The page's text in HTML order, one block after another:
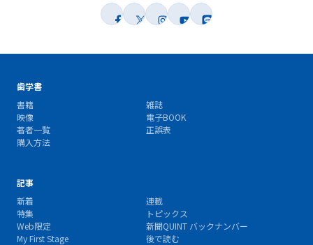
歯学書
書籍
雑誌
映像
電子BOOK
著者一覧
正誤表
購入方法
記事
新着
連載
特集
トピックス
Web限定
新聞QUINT バックナンバー
My First Stage
後で読む